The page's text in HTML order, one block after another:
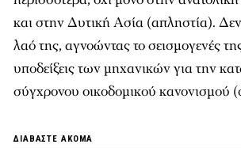
και στην Δυτική Ασία (απληστία).
λαό της, αγνοώντας το σεισμογενές
υποδείξεις των μηχανικών για την
σύγχρονου οικοδομικού κανονισμού
ΔΙΑΒΑΣΤΕ ΑΚΟΜΑ